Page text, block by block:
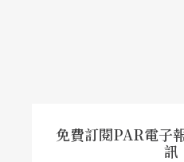
免費訂閱PAR電子
訊